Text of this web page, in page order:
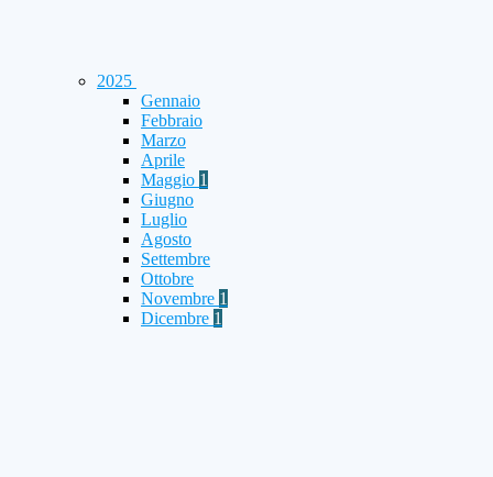
2025
Gennaio
Febbraio
Marzo
Aprile
Maggio 1
Giugno
Luglio
Agosto
Settembre
Ottobre
Novembre 1
Dicembre 1